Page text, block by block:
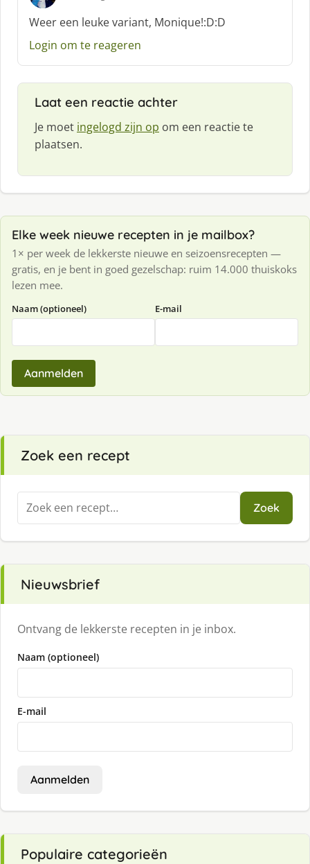
c
h
r
Weer een leuke variant, Monique!:D:D
Login om te reageren
Laat een reactie achter
Je moet ingelogd zijn op om een reactie te
plaatsen.
Elke week nieuwe recepten in je mailbox?
1× per week de lekkerste nieuwe en seizoensrecepten —
gratis, en je bent in goed gezelschap: ruim 14.000 thuiskoks
lezen mee.
Naam (optioneel) E-mail
Aanmelden
Zoek een recept
Zoeken
naar:
Zoek
Nieuwsbrief
Ontvang de lekkerste recepten in je inbox.
Naam (optioneel)
E-mail
Aanmelden
Populaire categorieën